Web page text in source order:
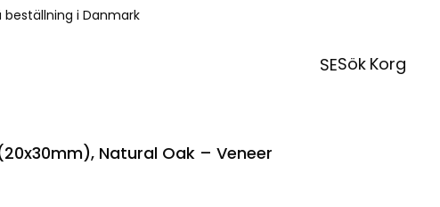
beställning i Danmark
SESök Korg
Natural Oak – Veneer